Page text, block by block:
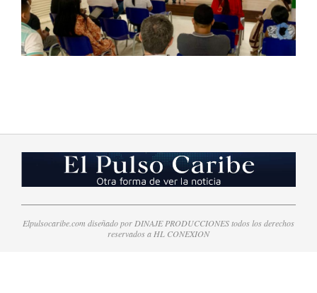
08-
Elpulsocaribe.com diseñado por DINAJE PRODUCCIONES todos los derechos
reservados a HL CONEXION